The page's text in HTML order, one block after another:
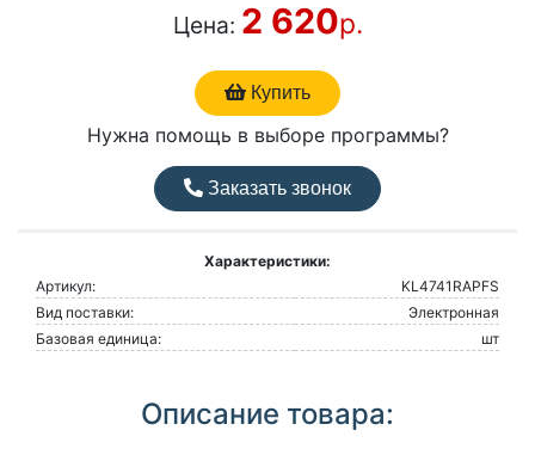
Цена: 2 620р.
Купить
Нужна помощь в выборе программы?
Заказать звонок
Характеристики:
Артикул:
KL4741RAPFS
Вид поставки:
Электронная
Базовая единица:
шт
Описание товара: